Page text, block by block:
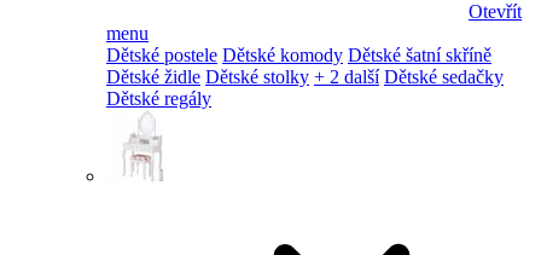
Otevřít
menu
Dětské postele Dětské komody Dětské šatní skříně
Dětské židle Dětské stolky + 2 další Dětské sedačky
Dětské regály